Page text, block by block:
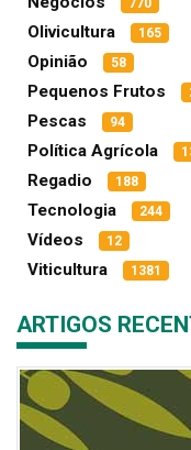
770
Olivicultura 165
Opinião 58
Pequenos Frutos
Pescas 94
Política Agrícola
Regadio 188
Tecnologia 244
Vídeos 12
Viticultura 1381
ARTIGOS